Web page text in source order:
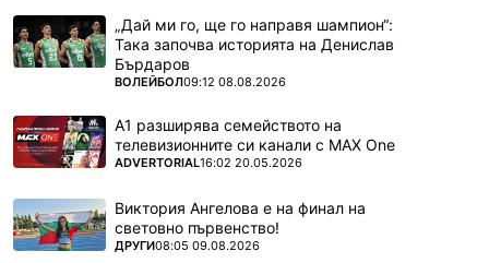
„Дай ми го, ще го направя шампион“:
Така започва историята на Денислав
Бърдаров
ПОВЕЧЕ ОТ
ВОЛЕЙБОЛ09:12 08.08.2026
А1 разширява семейството на
телевизионните си канали с MAX One
ПОВЕЧЕ ОТ
ADVERTORIAL16:02 20.05.2026
Виктория Ангелова е на финал на
световно първенство!
ПОВЕЧЕ ОТ
ДРУГИ08:05 09.08.2026